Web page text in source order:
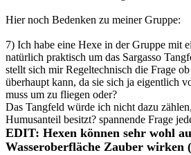
Hier noch Bedenken zu meiner Gruppe:
7) Ich habe eine Hexe in der Gruppe mit
natürlich praktisch um das Sargasso
stellt sich mir Regeltechnisch die Frage
überhaupt kann, da sie sich ja eigentlich
muss um zu fliegen oder?
Das Tangfeld würde ich nicht dazu
Humusanteil besitzt? spannende Frage
EDIT: Hexen können sehr wohl
Wasseroberfläche Zauber wirken